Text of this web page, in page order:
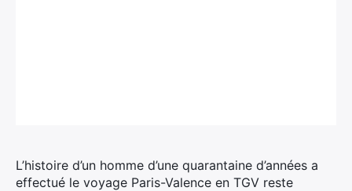
L’histoire d’un homme d’une quarantaine d’années a
effectué le voyage Paris-Valence en TGV reste